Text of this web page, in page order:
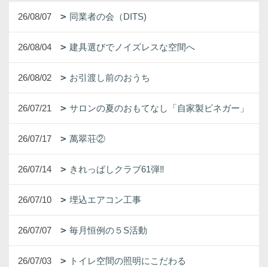
26/08/07 同業者の会（DITS)
26/08/04 建具選びでノイズレスな空間へ
26/08/02 お引渡し前のおうち
26/07/21 サロンの夏のおもてなし「自家製ビネガー」
26/07/17 萬翠荘②
26/07/14 きれっぱしクラブ61弾‼
26/07/10 埋込エアコン工事
26/07/07 毎月恒例の５S活動
26/07/03 トイレ空間の照明にこだわる